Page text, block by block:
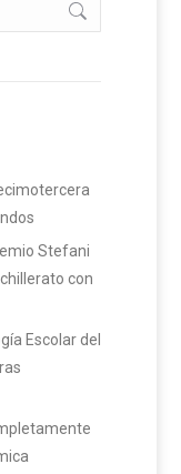
Stefani
con
Escolar del